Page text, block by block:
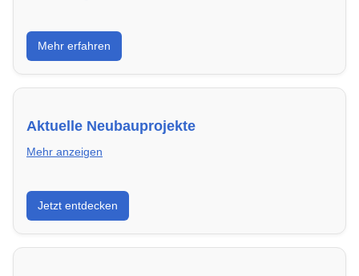
Erfahre, welche Nebenkosten rechtmäßig sind und
wie du deine monatliche Belastung optimieren
kannst.
Mehr erfahren
Aktuelle Neubauprojekte
Mehr anzeigen
Entdecke Neubauprojekte in Mannheim – modern,
energieeffizient und sofort bezugsfertig.
Jetzt entdecken